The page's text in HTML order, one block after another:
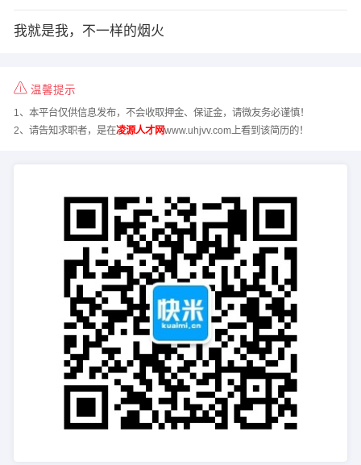
我就是我，不一样的烟火
温馨提示
1、本平台仅供信息发布，不会收取押金、保证金，请微友务必谨慎！
2、请告知求职者，是在凌源人才网www.uhjvv.com上看到该简历的！